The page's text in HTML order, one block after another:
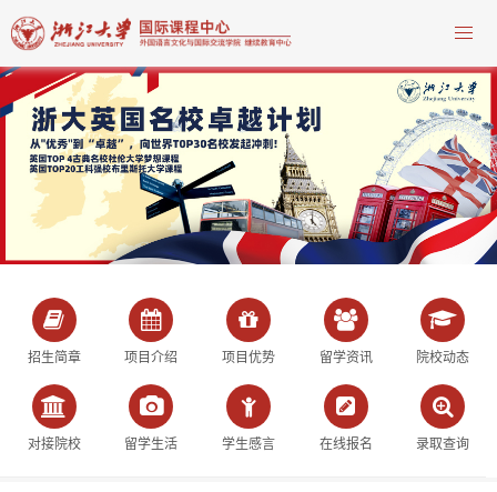
招生简章 项目介绍 项目优势 留学资讯 院校动态
对接院校 留学生活 学生感言 在线报名 录取查询